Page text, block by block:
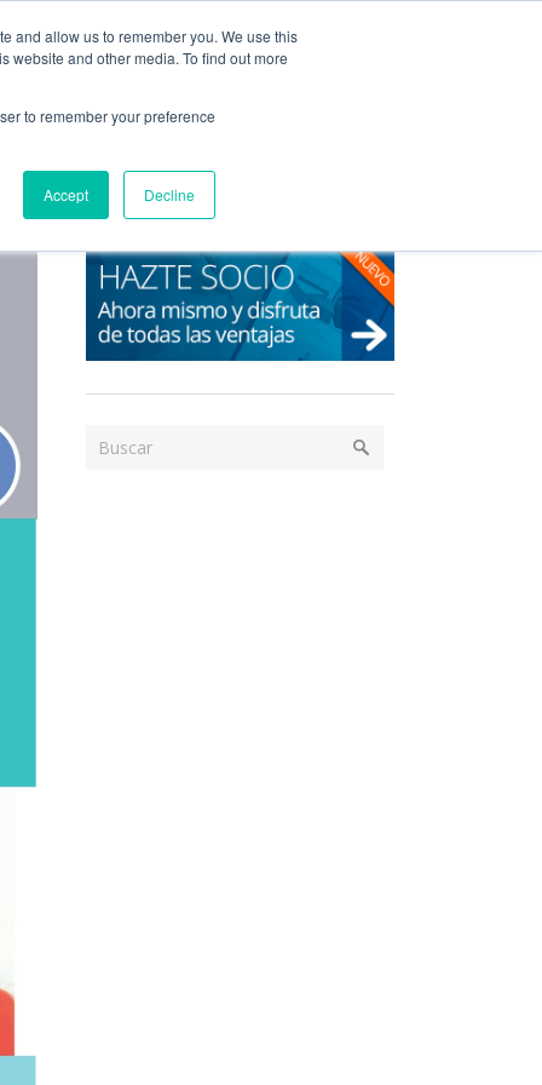
and allow us to remember you. We use this
website and other media. To find out more
to remember your preference
Accept Decline
Acceso / Registro
SERVICIOS PUBLICACIONES